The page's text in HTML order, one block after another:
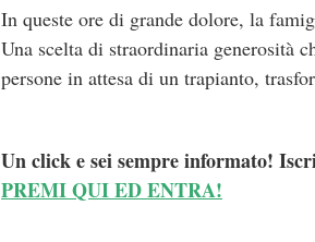
In queste ore di grande dolore, la
Una scelta di straordinaria generosità
persone in attesa di un trapianto,
Un click e sei sempre informato!
PREMI QUI ED ENTRA!